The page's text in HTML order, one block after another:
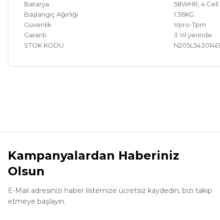
Batarya
58WHR, 4
Başlangıç Ağırlığı
1.36KG
Güvenlik
Vpro-Tpm
Garanti
3 Yıl yerinde
STOK KODU
Ürün bilgilerinde hatalar bulunuyor.
Ürün fiyatı diğer sitelerden daha pahalı.
Kampanyalardan Haberiniz
Olsun
E-Mail adresinizi haber listemize ücretsiz kaydedin, bizi takip
etmeye başlayın.